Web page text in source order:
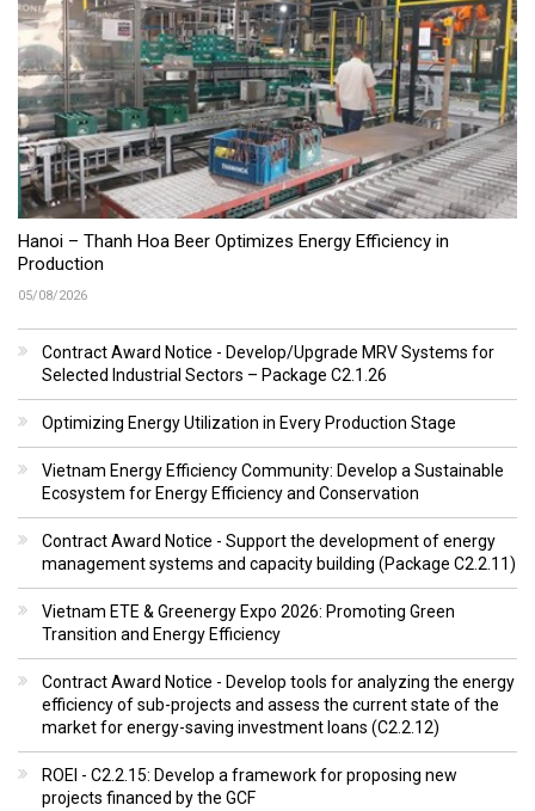
Hanoi – Thanh Hoa Beer Optimizes Energy Efficiency in
Production
05/08/2026
Contract Award Notice - Develop/Upgrade MRV Systems for
Selected Industrial Sectors – Package C2.1.26
Optimizing Energy Utilization in Every Production Stage
Vietnam Energy Efficiency Community: Develop a Sustainable
Ecosystem for Energy Efficiency and Conservation
Contract Award Notice - Support the development of energy
management systems and capacity building (Package C2.2.11)
Vietnam ETE & Greenergy Expo 2026: Promoting Green
Transition and Energy Efficiency
Contract Award Notice - Develop tools for analyzing the energy
efficiency of sub-projects and assess the current state of the
market for energy-saving investment loans (C2.2.12)
ROEI - C2.2.15: Develop a framework for proposing new
projects financed by the GCF